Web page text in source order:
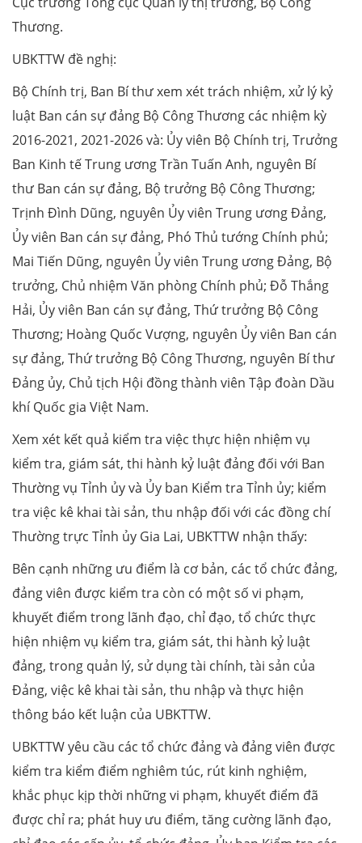
Thương.
UBKTTW đề nghị:
Bộ Chính trị, Ban Bí thư xem xét trách nhiệm, xử lý kỷ
luật Ban cán sự đảng Bộ Công Thương các nhiệm kỳ
2016-2021, 2021-2026 và: Ủy viên Bộ Chính trị, Trưởng
Ban Kinh tế Trung ương Trần Tuấn Anh, nguyên Bí
thư Ban cán sự đảng, Bộ trưởng Bộ Công Thương;
Trịnh Đình Dũng, nguyên Ủy viên Trung ương Đảng,
Ủy viên Ban cán sự đảng, Phó Thủ tướng Chính phủ;
Mai Tiến Dũng, nguyên Ủy viên Trung ương Đảng, Bộ
trưởng, Chủ nhiệm Văn phòng Chính phủ; Đỗ Thắng
Hải, Ủy viên Ban cán sự đảng, Thứ trưởng Bộ Công
Thương; Hoàng Quốc Vượng, nguyên Ủy viên Ban cán
sự đảng, Thứ trưởng Bộ Công Thương, nguyên Bí thư
Đảng ủy, Chủ tịch Hội đồng thành viên Tập đoàn Dầu
khí Quốc gia Việt Nam.
Xem xét kết quả kiểm tra việc thực hiện nhiệm vụ
kiểm tra, giám sát, thi hành kỷ luật đảng đối với Ban
Thường vụ Tỉnh ủy và Ủy ban Kiểm tra Tỉnh ủy; kiểm
tra việc kê khai tài sản, thu nhập đối với các đồng chí
Thường trực Tỉnh ủy Gia Lai, UBKTTW nhận thấy:
Bên cạnh những ưu điểm là cơ bản, các tổ chức đảng,
đảng viên được kiểm tra còn có một số vi phạm,
khuyết điểm trong lãnh đạo, chỉ đạo, tổ chức thực
hiện nhiệm vụ kiểm tra, giám sát, thi hành kỷ luật
đảng, trong quản lý, sử dụng tài chính, tài sản của
Đảng, việc kê khai tài sản, thu nhập và thực hiện
thông báo kết luận của UBKTTW.
UBKTTW yêu cầu các tổ chức đảng và đảng viên được
kiểm tra kiểm điểm nghiêm túc, rút kinh nghiệm,
khắc phục kịp thời những vi phạm, khuyết điểm đã
được chỉ ra; phát huy ưu điểm, tăng cường lãnh đạo,